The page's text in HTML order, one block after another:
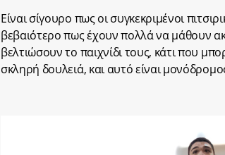
Είναι σίγουρο πως οι συγκεκριμένοι
βεβαιότερο πως έχουν πολλά να μάθουν
βελτιώσουν το παιχνίδι τους, κάτι που
σκληρή δουλειά, και αυτό είναι